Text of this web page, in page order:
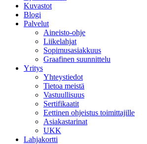
Kuvastot
Blogi
Palvelut
Aineisto-ohje
Liikelahjat
Sopimusasiakkuus
Graafinen suunnittelu
Yritys
Yhteystiedot
Tietoa meistä
Vastuullisuus
Sertifikaatit
Eettinen ohjeistus toimittajille
Asiakastarinat
UKK
Lahjakortti